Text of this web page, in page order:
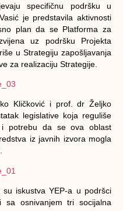
specifičnu podršku u
je predstavila aktivnosti
plan da se Platforma za
uz podršku Projekta
u Strategiju zapošljavanja
za realizaciju Strategije.
Kličković i prof. dr Željko
legislative koja reguliše
i potrebu da se ova oblast
iz javnih izvora mogla
su iskustva YEP-a u podršci
sa osnivanjem tri socijalna